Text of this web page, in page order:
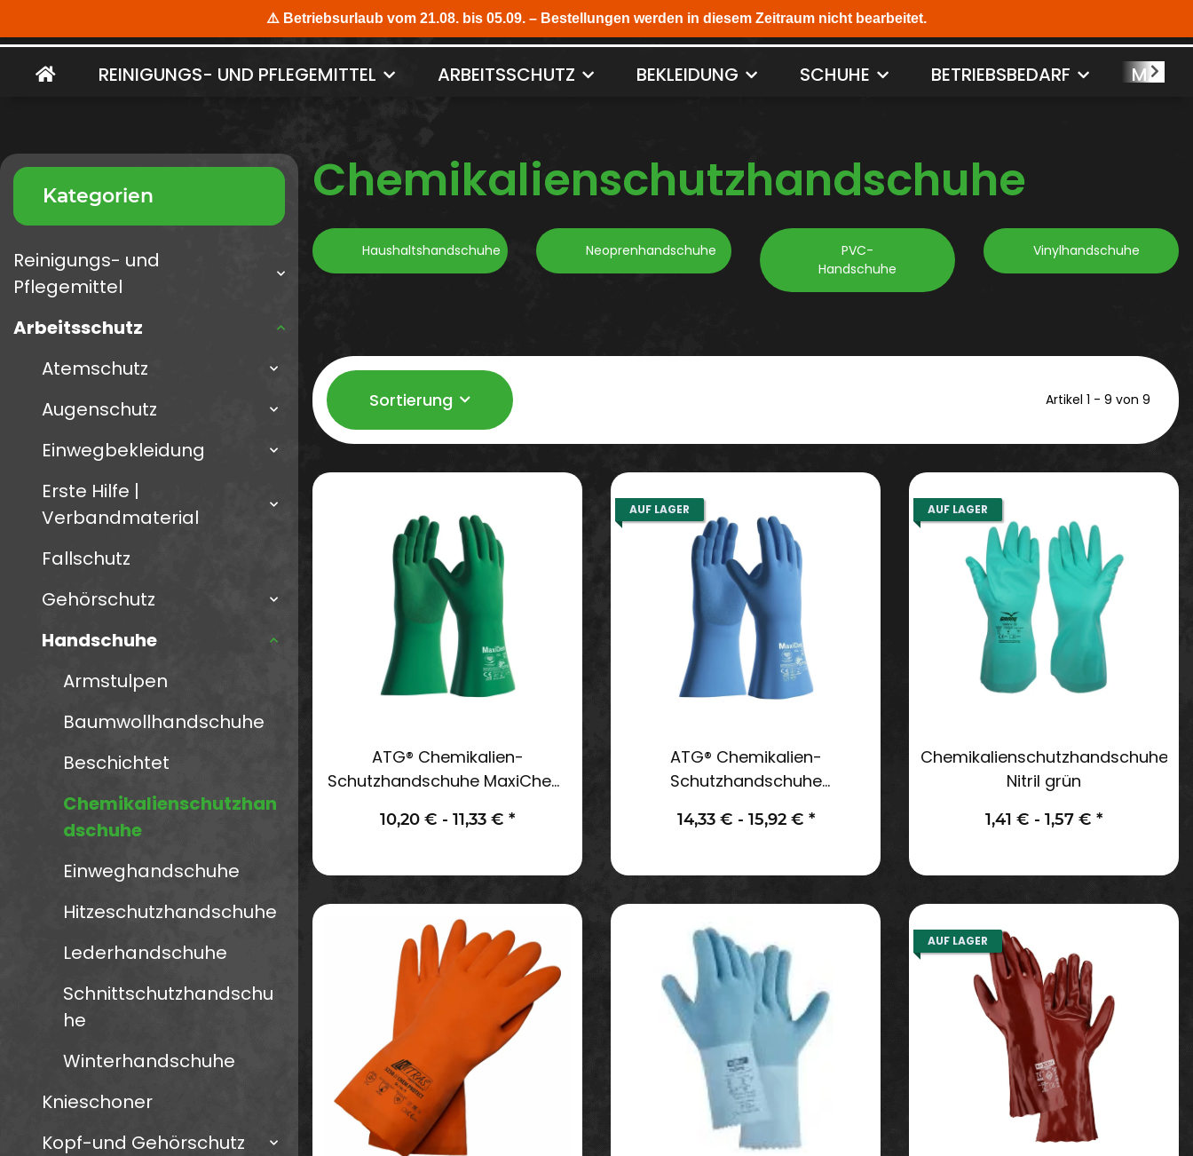
REINIGUNGS- UND PFLEGEMITTEL ARBEITSSCHUTZ BEKLEIDUNG SCHUHE BETRIEBSBEDARF
Chemikalienschutzhandschuhe
Haushaltshandschuhe Neoprenhandschuhe
PVC-
Handschuhe
Vinylhandschuhe
Sortierung Artikel 1 - 9 von 9
ATG® Chemikalien-
Schutzhandschuhe MaxiChem
10,20 € - 11,33 € *
AUF LAGER
ATG® Chemikalien-
Schutzhandschuhe
14,33 € - 15,92 € *
AUF LAGER
Chemikalienschutzhandschuhe
Nitril grün
1,41 € - 1,57 € *
AUF LAGER
Kategorien
Reinigungs- und
Pflegemittel
Arbeitsschutz
Atemschutz
Augenschutz
Einwegbekleidung
Erste Hilfe |
Verbandmaterial
Fallschutz
Gehörschutz
Handschuhe
Armstulpen
Baumwollhandschuhe
Beschichtet
Chemikalienschutzhan
dschuhe
Einweghandschuhe
Hitzeschutzhandschuhe
Lederhandschuhe
Schnittschutzhandschu
he
Winterhandschuhe
Knieschoner
Kopf-und Gehörschutz